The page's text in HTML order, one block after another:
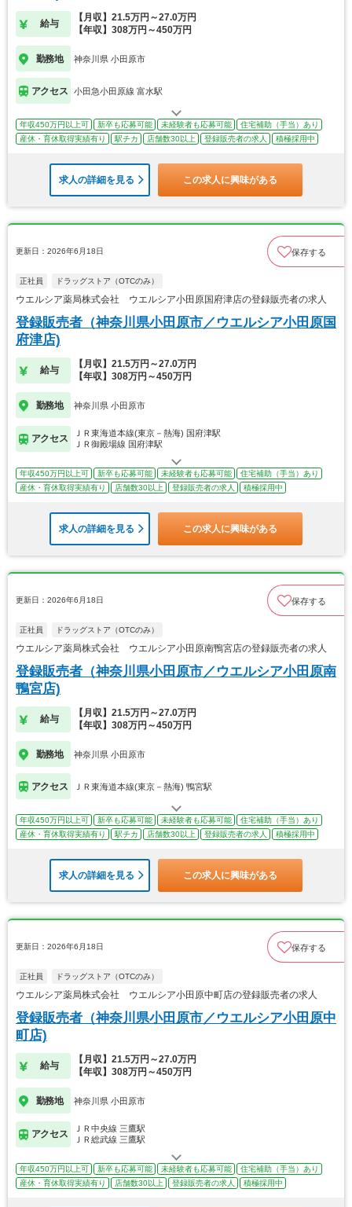
給与
【月収】21.5万円～27.0万円
【年収】308万円～450万円
勤務地 神奈川県 小田原市
アクセス 小田急小田原線 富水駅
年収450万円以上可 新卒も応募可能 未経験者も応募可能
住宅補助（手当）あり
産休・育休取得実績有り
駅チカ 店舗数30以上 登録販売者の求人 積極採用中
求人の詳細を見る この求人に興味がある
更新日：2026年6月18日 保存する
正社員 ドラッグストア（OTCのみ）
ウエルシア薬局株式会社 ウエルシア小田原国府津店の登録販売者の求人
登録販売者（神奈川県小田原市／ウエルシア小田原国
府津店)
給与
【月収】21.5万円～27.0万円
【年収】308万円～450万円
勤務地 神奈川県 小田原市
アクセス
ＪＲ東海道本線(東京－熱海) 国府津駅
ＪＲ御殿場線 国府津駅
年収450万円以上可 新卒も応募可能 未経験者も応募可能
住宅補助（手当）あり
産休・育休取得実績有り
店舗数30以上 登録販売者の求人 積極採用中
求人の詳細を見る この求人に興味がある
更新日：2026年6月18日 保存する
正社員 ドラッグストア（OTCのみ）
ウエルシア薬局株式会社 ウエルシア小田原南鴨宮店の登録販売者の求人
登録販売者（神奈川県小田原市／ウエルシア小田原南
鴨宮店)
給与
【月収】21.5万円～27.0万円
【年収】308万円～450万円
勤務地 神奈川県 小田原市
アクセス ＪＲ東海道本線(東京－熱海) 鴨宮駅
年収450万円以上可 新卒も応募可能 未経験者も応募可能
住宅補助（手当）あり
産休・育休取得実績有り
駅チカ 店舗数30以上 登録販売者の求人 積極採用中
求人の詳細を見る この求人に興味がある
更新日：2026年6月18日 保存する
正社員 ドラッグストア（OTCのみ）
ウエルシア薬局株式会社 ウエルシア小田原中町店の登録販売者の求人
登録販売者（神奈川県小田原市／ウエルシア小田原中
町店)
給与
【月収】21.5万円～27.0万円
【年収】308万円～450万円
勤務地 神奈川県 小田原市
アクセス
ＪＲ中央線 三鷹駅
ＪＲ総武線 三鷹駅
年収450万円以上可 新卒も応募可能 未経験者も応募可能
住宅補助（手当）あり
産休・育休取得実績有り
店舗数30以上 登録販売者の求人 積極採用中